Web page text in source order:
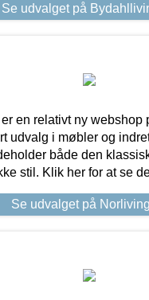
Se udvalget på
en relativt ny webshop
udvalg i møbler og
både den
stil. Klik her for at se
Se udvalget på